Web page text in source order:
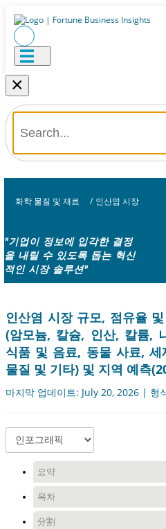
×
화학 물질 및 재료 / 인산염 시장
"기업이 정보에 입각한 결정
을 내릴 수 있도록 돕는 혁신
적인 시장 솔루션"
인산염 시장 규모, 점유율
(암모늄, 칼슘, 인산, 칼륨,
식품 및 음료, 동물 사료,
물질 및 기타) 및 지역 예측
마지막 업데이트: July 20, 2026 | 형
요약
목차
分割